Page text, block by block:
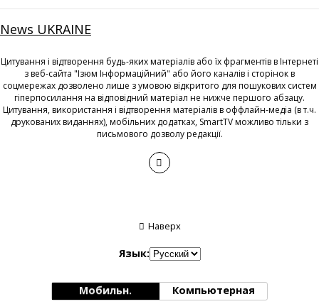
News UKRAINE
Цитування і відтворення будь-яких матеріалів або їх фрагментів в Інтернеті
з веб-сайта "Ізюм Інформаційний" або його каналів і сторінок в
соцмережах дозволено лише з умовою відкритого для пошукових систем
гіперпосилання на відповідний матеріал не нижче першого абзацу.
Цитування, використання і відтворення матеріалів в оффлайн-медіа (в т.ч.
друкованих виданнях), мобільних додатках, SmartTV можливо тільки з
письмового дозволу редакції.
Наверх
Язык:
Мобильн. Компьютерная